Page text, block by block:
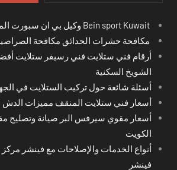
مكافحة حشرات الحدائق مكافحة
أرقام فني ستلايت فني رسيفر ستلايت
الشويخ السكنية
أسئلة شائعة حول تركيب الستلايت في
أسعار فني ستلايت المنقف مميزات الدش
أسعار مقوي سيرفس البر صيانة وتصليح
الكويت
أنواع الخدمات والإصلاحات مع فينشر
فينشر